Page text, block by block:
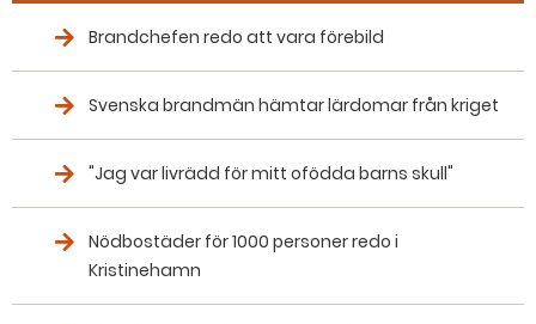
Brandchefen redo att vara förebild
Svenska brandmän hämtar lärdomar från kriget
"Jag var livrädd för mitt ofödda barns skull"
Nödbostäder för 1000 personer redo i
Kristinehamn